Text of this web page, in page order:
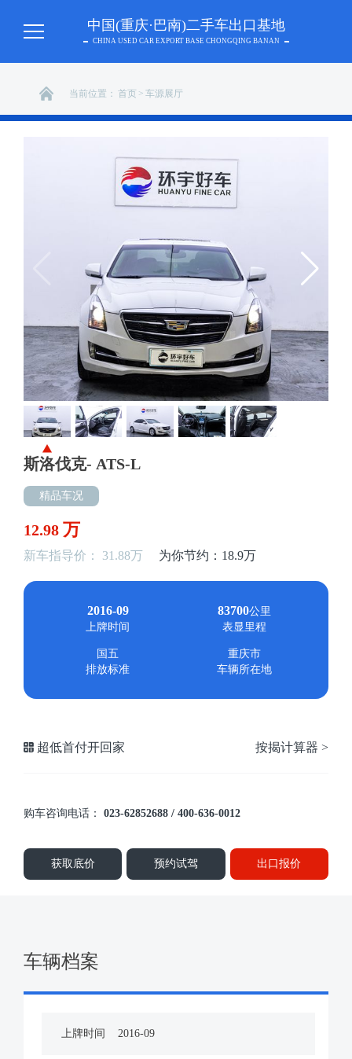
中国(重庆·巴南)二手车出口基地
CHINA USED CAR EXPORT BASE CHONGQING BANAN
当前位置： 首页 > 车源展厅
斯洛伐克- ATS-L
精品车况
12.98 万
新车指导价： 31.88万 为你节约：18.9万
2016-09
上牌时间
83700公里
表显里程
国五
排放标准
重庆市
车辆所在地
超低首付开回家 按揭计算器 >
购车咨询电话： 023-62852688 / 400-636-0012
获取底价 预约试驾 出口报价
车辆档案
上牌时间 2016-09